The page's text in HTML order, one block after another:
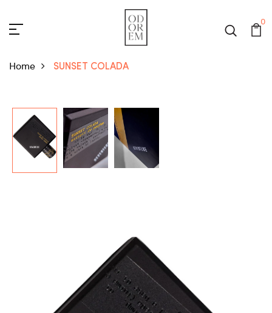
0
Home SUNSET COLADA